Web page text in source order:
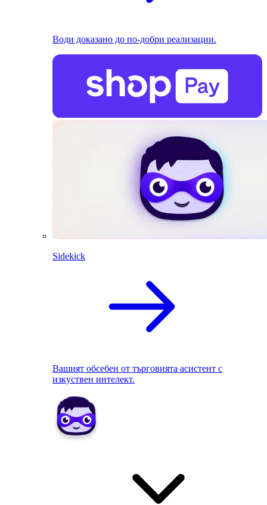
Води доказано до по-добри реализации.
Sidekick
Вашият обсебен от търговията асистент с
изкуствен интелект.